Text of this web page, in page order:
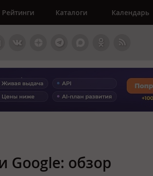
Рейтинги Каталоги Календарь
Google: обзор